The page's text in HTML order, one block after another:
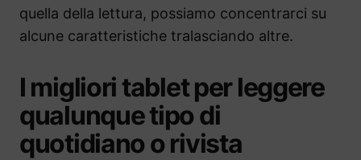
quella della lettura, possiamo concentrarci su
alcune caratteristiche tralasciando altre.
I migliori tablet per leggere
qualunque tipo di
quotidiano o rivista